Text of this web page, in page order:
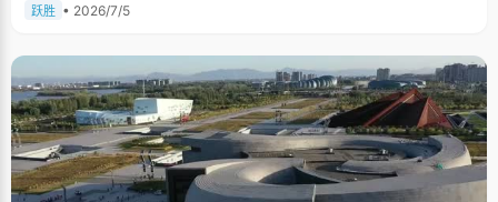
跃胜 • 2026/7/5